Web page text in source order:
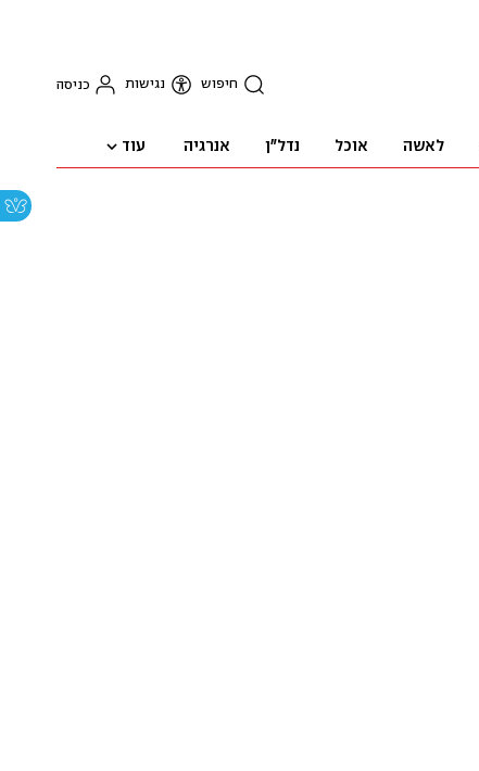
חיפוש נגישות כניסה
לאשה אוכל נדל"ן אנרגיה עוד